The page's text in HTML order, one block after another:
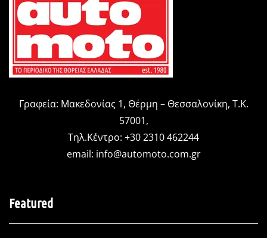
Γραφεία: Μακεδονίας 1, Θέρμη – Θεσσαλονίκη, Τ.Κ.
57001,
Τηλ.Κέντρο: +30 2310 462244
email: info@automoto.com.gr
Featured